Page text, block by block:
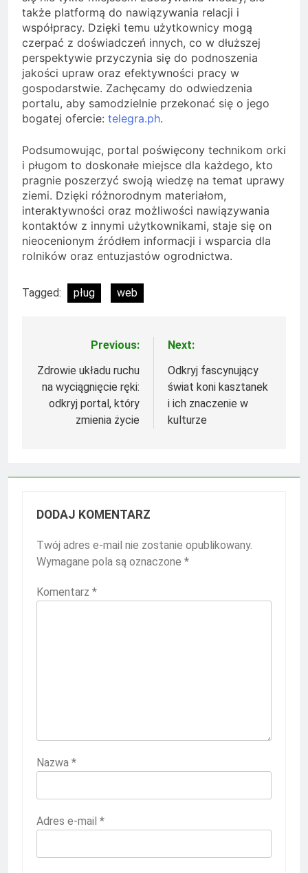
także platformą do nawiązywania relacji i
współpracy. Dzięki temu użytkownicy mogą
czerpać z doświadczeń innych, co w dłuższej
perspektywie przyczynia się do podnoszenia
jakości upraw oraz efektywności pracy w
gospodarstwie. Zachęcamy do odwiedzenia
portalu, aby samodzielnie przekonać się o jego
bogatej ofercie: telegra.ph.
Podsumowując, portal poświęcony technikom orki
i pługom to doskonałe miejsce dla każdego, kto
pragnie poszerzyć swoją wiedzę na temat uprawy
ziemi. Dzięki różnorodnym materiałom,
interaktywności oraz możliwości nawiązywania
kontaktów z innymi użytkownikami, staje się on
nieocenionym źródłem informacji i wsparcia dla
rolników oraz entuzjastów ogrodnictwa.
Tagged: pług web
Nawigacja
wpisu
Previous:
Zdrowie układu ruchu
na wyciągnięcie ręki:
odkryj portal, który
zmienia życie
Next:
Odkryj fascynujący
świat koni kasztanek
i ich znaczenie w
kulturze
DODAJ KOMENTARZ
Twój adres e-mail nie zostanie opublikowany.
Wymagane pola są oznaczone *
Komentarz *
Nazwa *
Adres e-mail *